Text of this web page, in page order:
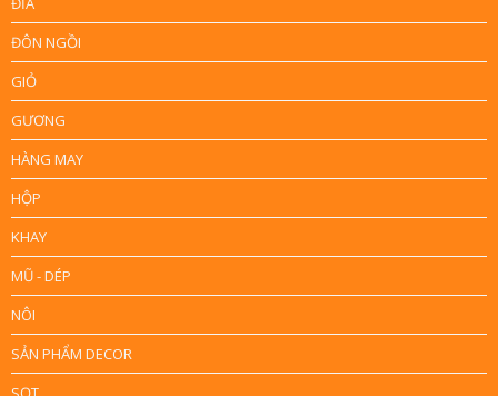
ĐÔN NGỒI
GIỎ
GƯƠNG
HÀNG MAY
HỘP
KHAY
MŨ - DÉP
NÔI
SẢN PHẨM DECOR